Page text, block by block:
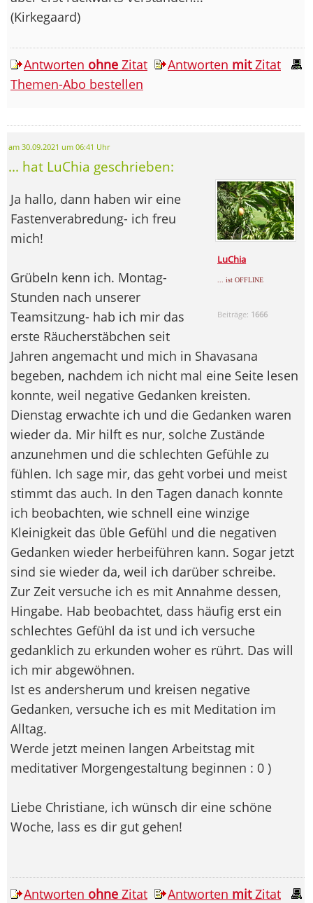
(Kirkegaard)
Antworten ohne Zitat Antworten mitZitat
Themen-Abo bestellen
am 30.09.2021 um 06:41 Uhr
... hat LuChia geschrieben:
LuChia
... ist OFFLINE
Beiträge: 1666
Ja hallo, dann haben wir eine
Fastenverabredung- ich freu
mich!
Grübeln kenn ich. Montag-
Stunden nach unserer
Teamsitzung- hab ich mir das
erste Räucherstäbchen seit
Jahren angemacht und mich in Shavasana
begeben, nachdem ich nicht mal eine Seite lesen
konnte, weil negative Gedanken kreisten.
Dienstag erwachte ich und die Gedanken waren
wieder da. Mir hilft es nur, solche Zustände
anzunehmen und die schlechten Gefühle zu
fühlen. Ich sage mir, das geht vorbei und meist
stimmt das auch. In den Tagen danach konnte
ich beobachten, wie schnell eine winzige
Kleinigkeit das üble Gefühl und die negativen
Gedanken wieder herbeiführen kann. Sogar jetzt
sind sie wieder da, weil ich darüber schreibe.
Zur Zeit versuche ich es mit Annahme dessen,
Hingabe. Hab beobachtet, dass häufig erst ein
schlechtes Gefühl da ist und ich versuche
gedanklich zu erkunden woher es rührt. Das will
ich mir abgewöhnen.
Ist es andersherum und kreisen negative
Gedanken, versuche ich es mit Meditation im
Alltag.
Werde jetzt meinen langen Arbeitstag mit
meditativer Morgengestaltung beginnen : 0 )
Liebe Christiane, ich wünsch dir eine schöne
Woche, lass es dir gut gehen!
Antworten ohne Zitat Antworten mitZitat